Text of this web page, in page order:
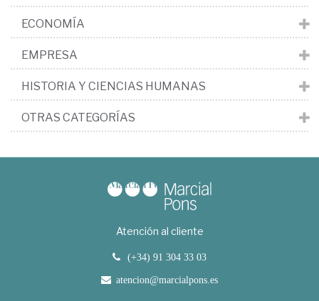
ECONOMÍA
EMPRESA
HISTORIA Y CIENCIAS HUMANAS
OTRAS CATEGORÍAS
Atención al cliente
(+34) 91 304 33 03
atencion@marcialpons.es